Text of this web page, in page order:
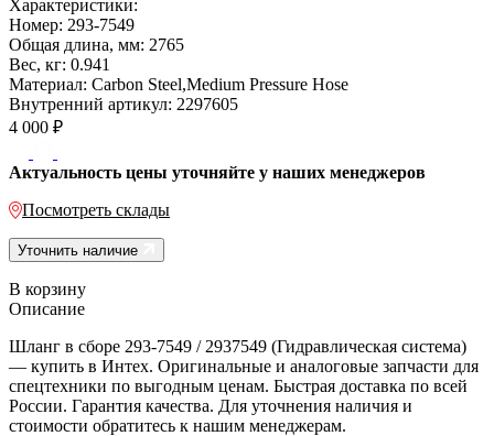
Характеристики:
Номер: 293-7549
Общая длина, мм: 2765
Вес, кг: 0.941
Материал: Carbon Steel,Medium Pressure Hose
Внутренний артикул: 2297605
4 000 ₽
Актуальность цены уточняйте у наших менеджеров
Посмотреть склады
Уточнить наличие
В корзину
Описание
Шланг в сборе 293-7549 / 2937549 (Гидравлическая система)
— купить в Интех. Оригинальные и аналоговые запчасти для
спецтехники по выгодным ценам. Быстрая доставка по всей
России. Гарантия качества. Для уточнения наличия и
стоимости обратитесь к нашим менеджерам.